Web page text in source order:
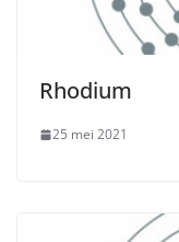
Rhodium
25 mei 2021